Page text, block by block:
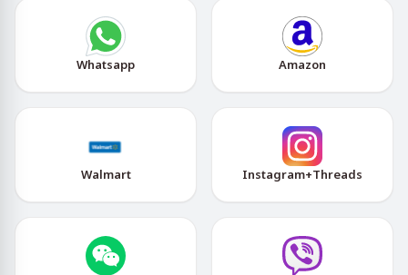
Whatsapp Amazon
Walmart Instagram+Threads